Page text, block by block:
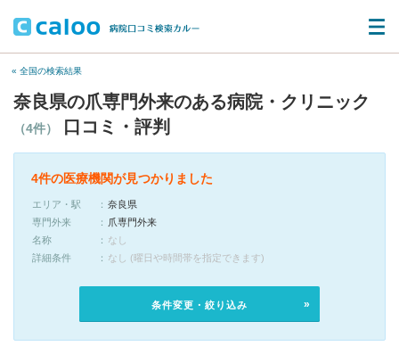
« 全国の検索結果
奈良県の爪専門外来のある病院・クリニック
（4件） 口コミ・評判
4件の医療機関が見つかりました
エリア・駅
奈良県
専門外来
爪専門外来
名称
なし
詳細条件
なし (曜日や時間帯を指定できます)
条件変更・絞り込み